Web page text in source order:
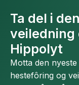
Ta del i
veiledning
Hippolyt
Motta den
hestefôring og